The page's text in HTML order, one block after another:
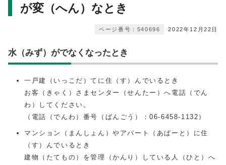
が変（へん）なとき
2022年12月22日
ページ番号：540696
水（みず）がでなくなったとき
一戸建（いっこだ）てに住（す）んでいるとき
お客（きゃく）さまセンター（せんたー）へ電話（でん
わ）してください。
（電話（でんわ）番号（ばんごう）：06-6458-1132）
マンション（まんしょん）やアパート（あぱーと）に住
（す）んでいるとき
建物（たてもの）を管理（かんり）している人（ひと）へ